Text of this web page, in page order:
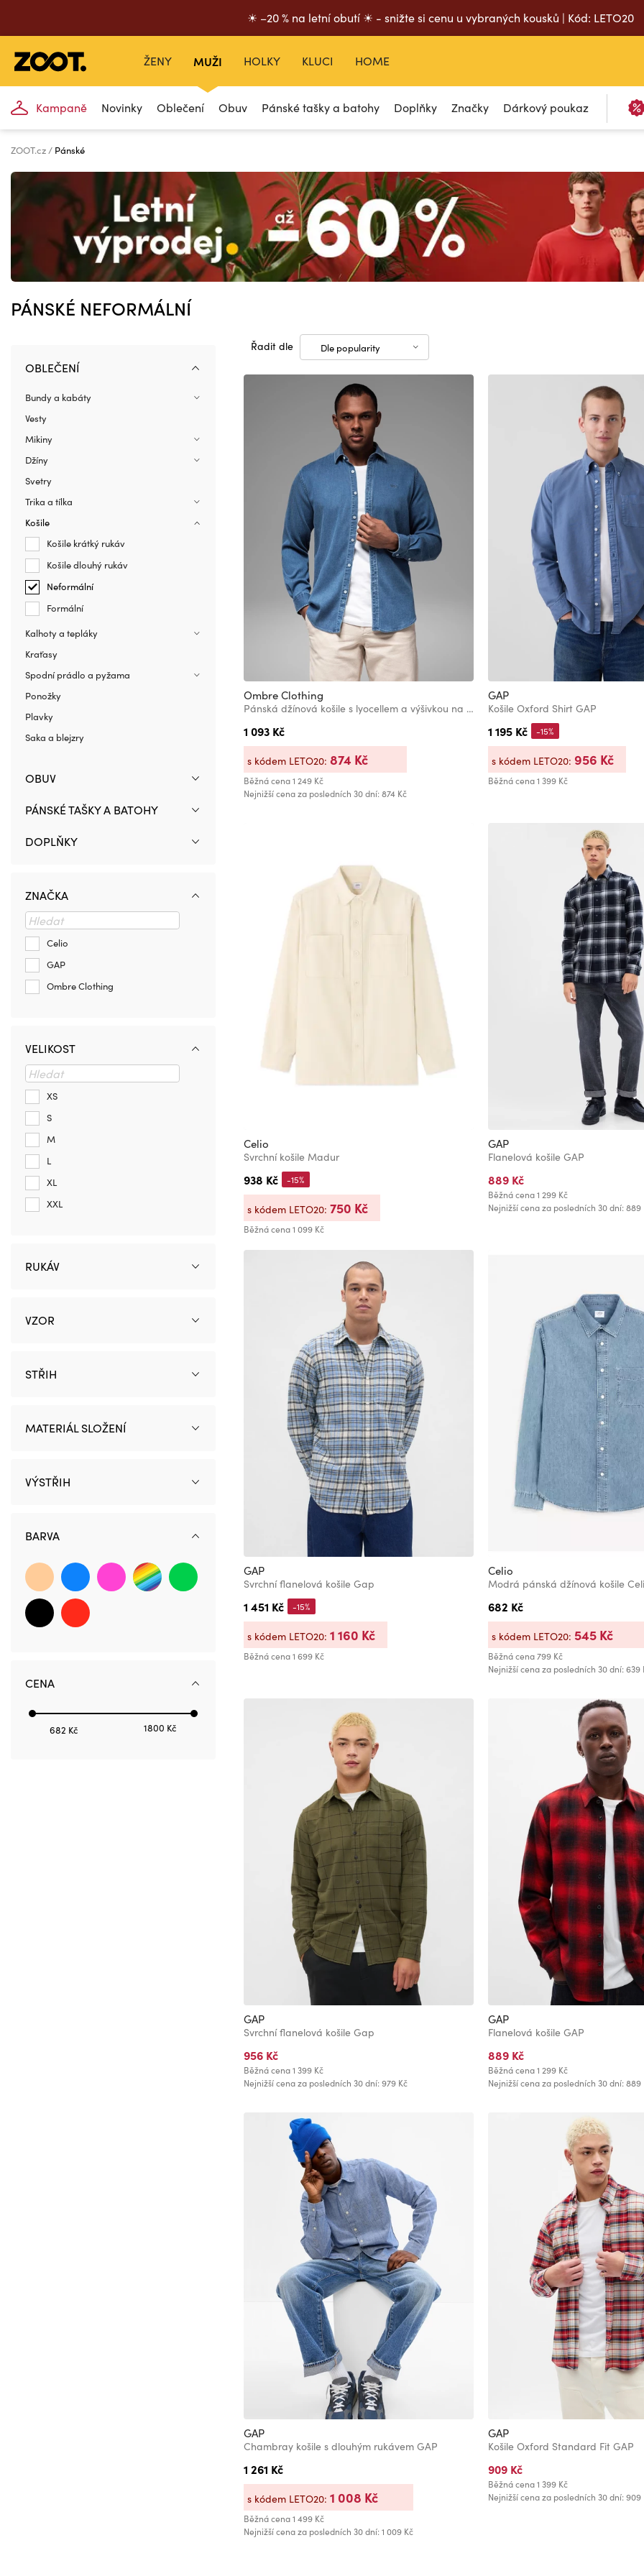
☀ –20 % na letní obutí ☀ - snižte si cenu u vybraných kousků | Kód: LETO20
ŽENY MUŽI
Kampaně Novinky Oblečení Obuv Pánské tašky a batohy Doplňky Značky Dárkový poukaz
HOLKY KLUCI HOME
ZOOT.cz Pánské
PÁNSKÉ NEFORMÁLNÍ
Řadit dle Dle popularity
Ombre Clothing
Pánská džínová košile s lyocellem a výšivkou na hrudi - modrá Ombre Clothing
1 093 Kč
Běžná cena 1 249 Kč
Nejnižší cena za posledních 30 dní: 874 Kč
s kódem LETO20: 874 Kč
GAP
Košile Oxford Shirt GAP
1 195 Kč
Běžná cena 1 399 Kč
-15%
s kódem LETO20: 956 Kč
Celio
Svrchní košile Madur
938 Kč
Běžná cena 1 099 Kč
-15%
s kódem LETO20: 750 Kč
GAP
Flanelová košile GAP
889 Kč
Běžná cena 1 299 Kč
Nejnižší cena za posledních 30 dní: 889
GAP
Svrchní flanelová košile Gap
1 451 Kč
Běžná cena 1 699 Kč
-15%
s kódem LETO20: 1 160 Kč
Celio
Modrá pánská džínová košile
682 Kč
Běžná cena 799 Kč
Nejnižší cena za posledních 30 dní: 639
s kódem LETO20: 545 Kč
GAP
Svrchní flanelová košile Gap
956 Kč
Běžná cena 1 399 Kč
Nejnižší cena za posledních 30 dní: 979 Kč
GAP
Flanelová košile GAP
889 Kč
Běžná cena 1 299 Kč
Nejnižší cena za posledních 30 dní: 889
GAP
Chambray košile s dlouhým rukávem GAP
1 261 Kč
Běžná cena 1 499 Kč
Nejnižší cena za posledních 30 dní: 1 009 Kč
s kódem LETO20: 1 008 Kč
GAP
Košile Oxford Standard Fit GAP
909 Kč
Běžná cena 1 399 Kč
Nejnižší cena za posledních 30 dní: 909
OBLEČENÍ
Bundy a kabáty
Vesty
Mikiny
Džíny
Svetry
Trika a tílka
Košile
Košile krátký rukáv
Košile dlouhý rukáv
Neformální
Formální
Kalhoty a tepláky
Kraťasy
Spodní prádlo a pyžama
Ponožky
Plavky
Saka a blejzry
OBUV
PÁNSKÉ TAŠKY A BATOHY
DOPLŇKY
ZNAČKA
Celio
GAP
Ombre Clothing
VELIKOST
XS
S
M
L
XL
XXL
RUKÁV
VZOR
STŘIH
MATERIÁL SLOŽENÍ
VÝSTŘIH
BARVA
CENA
682 Kč 1800 Kč